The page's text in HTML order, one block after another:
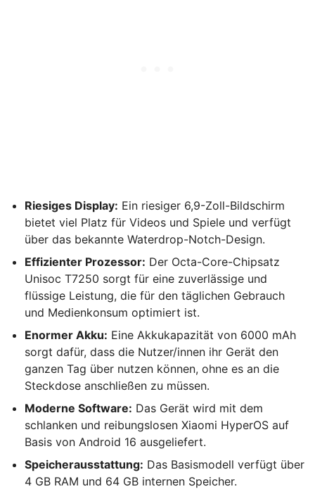
Riesiges Display: Ein riesiger 6,9-Zoll-Bildschirm
bietet viel Platz für Videos und Spiele und verfügt
über das bekannte Waterdrop-Notch-Design.
Effizienter Prozessor: Der Octa-Core-Chipsatz
Unisoc T7250 sorgt für eine zuverlässige und
flüssige Leistung, die für den täglichen Gebrauch
und Medienkonsum optimiert ist.
Enormer Akku: Eine Akkukapazität von 6000 mAh
sorgt dafür, dass die Nutzer/innen ihr Gerät den
ganzen Tag über nutzen können, ohne es an die
Steckdose anschließen zu müssen.
Moderne Software: Das Gerät wird mit dem
schlanken und reibungslosen Xiaomi HyperOS auf
Basis von Android 16 ausgeliefert.
Speicherausstattung: Das Basismodell verfügt über
4 GB RAM und 64 GB internen Speicher.